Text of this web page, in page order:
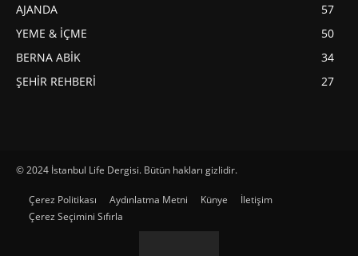
AJANDA
57
YEME & İÇME
50
BERNA ABİK
34
ŞEHİR REHBERİ
27
© 2024 İstanbul Life Dergisi. Bütün hakları gizlidir.
Çerez Politikası Aydınlatma Metni Künye
İletişim
Çerez Seçimini Sıfırla